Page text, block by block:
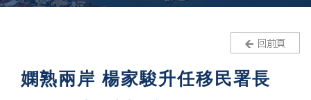
嫻熟兩岸 楊家駿升任移民署長